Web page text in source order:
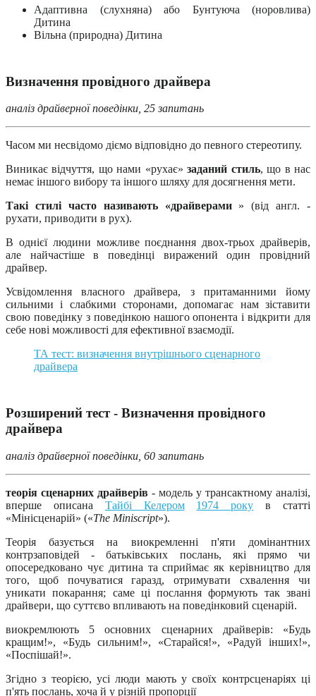
Адаптивна (слухняна) або Бунтуюча (норовлива)
Дитина
Вільна (природна) Дитина
Визначення провідного драйвера
аналіз драйверної поведінки, 25 запитань
Часом ми несвідомо діємо відповідно до певного стереотипу.
Виникає відчуття, що нами «рухає»заданий стиль, що в нас
немає іншого вибору та іншого шляху для досягнення мети.
Такі стилі часто називають «драйверами» (від англ. -
рухати, приводити в рух).
В однієї людини можливе поєднання двох-трьох драйверів,
але найчастіше в поведінці виражений один провідний
драйвер.
Усвідомлення власного драйвера, з притаманними йому
сильними і слабкими сторонами, допомагає нам зіставити
свою поведінку з поведінкою нашого опонента і відкрити для
себе нові можливості для ефективної взаємодії.
ТА тест: визначення внутрішнього сценарного
драйвера
Розширений тест - Визначення провідного
драйвера
аналіз драйверної поведінки, 60 запитань
теорія сценарних драйверів - модель у трансактному аналізі,
вперше описана Тайбі Келером 1974 року в статті
«Мінісценарій» («The Miniscript»).
Теорія базується на виокремленні п'яти домінантних
контрзаповідей - батьківських послань, які прямо чи
опосередковано чує дитина та сприймає як керівництво для
того, щоб почуватися гаразд, отримувати схвалення чи
уникати покарання; саме ці послання формують так звані
драйвери, що суттєво впливають на поведінковий сценарій.
виокремлюють 5 основних сценарних драйверів: «Будь
кращим!», «Будь сильним!», «Старайся!», «Радуй інших!»,
«Поспішай!».
Згідно з теорією, усі люди мають у своїх контрсценаріях ці
п'ять послань, хоча й у різній пропорції